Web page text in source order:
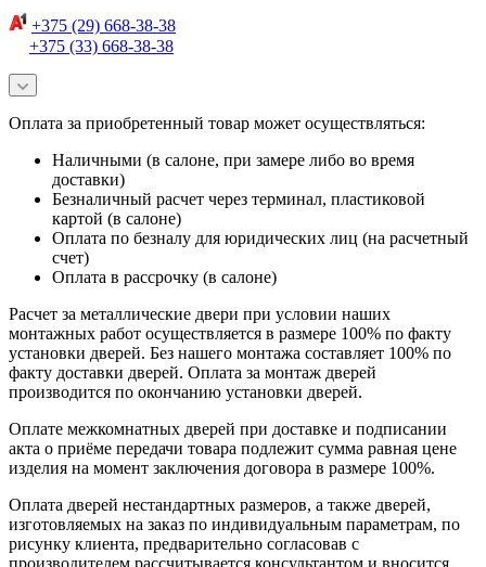
+375 (29) 668-38-38
+375 (33) 668-38-38
Оплата за приобретенный товар может осуществляться:
Наличными (в салоне, при замере либо во время
доставки)
Безналичный расчет через терминал, пластиковой
картой (в салоне)
Оплата по безналу для юридических лиц (на расчетный
счет)
Оплата в рассрочку (в салоне)
Расчет за металлические двери при условии наших
монтажных работ осуществляется в размере 100% по факту
установки дверей. Без нашего монтажа составляет 100% по
факту доставки дверей. Оплата за монтаж дверей
производится по окончанию установки дверей.
Оплате межкомнатных дверей при доставке и подписании
акта о приёме передачи товара подлежит сумма равная цене
изделия на момент заключения договора в размере 100%.
Оплата дверей нестандартных размеров, а также дверей,
изготовляемых на заказ по индивидуальным параметрам, по
рисунку клиента, предварительно согласовав с
производителем рассчитывается консультантом и вносится